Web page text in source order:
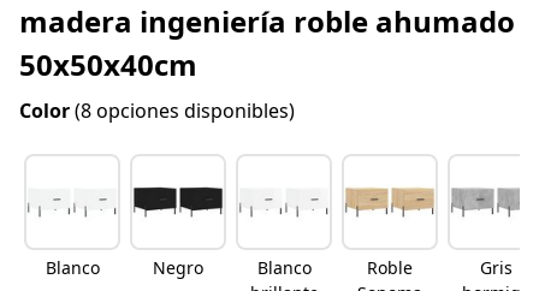
madera ingeniería roble ahumado
50x50x40cm
Color(8 opciones disponibles)
Blanco Negro
Blanco
Roble
Gris